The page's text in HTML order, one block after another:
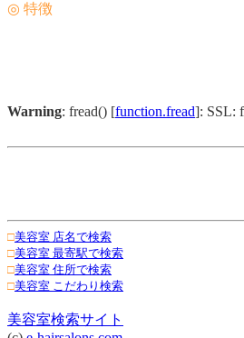
◎ 特徴
Warning: fread() [function.fread]: SSL:
□美容室 店名で検索
□美容室 最寄駅で検索
□美容室 住所で検索
□美容室 こだわり検索
美容室検索サイト